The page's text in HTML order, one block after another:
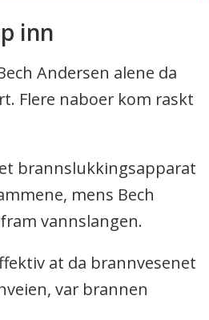
inn
Andersen alene da
Flere naboer kom raskt
brannslukkingsapparat
mens Bech
vannslangen.
at da brannvesenet
var brannen